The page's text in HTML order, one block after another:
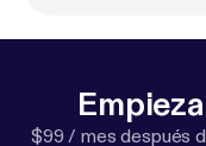
$99 / mes después